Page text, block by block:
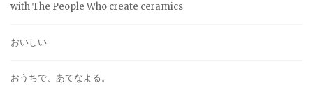
with The People Who create ceramics
おいしい
おうちで、あてなよる。